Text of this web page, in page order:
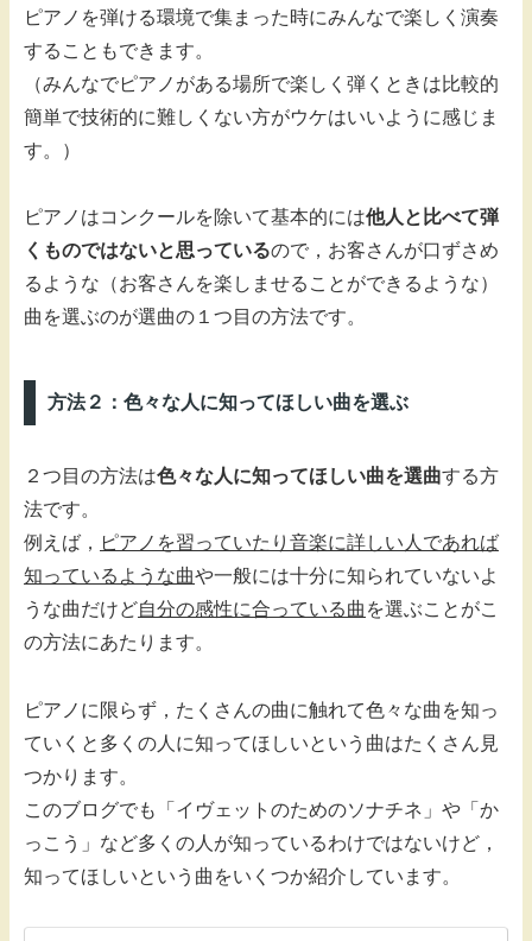
ピアノを弾ける環境で集まった時にみんなで楽しく演奏
することもできます。
（みんなでピアノがある場所で楽しく弾くときは比較的
簡単で技術的に難しくない方がウケはいいように感じま
す。）
ピアノはコンクールを除いて基本的には他人と比べて弾
くものではないと思っているので，お客さんが口ずさめ
るような（お客さんを楽しませることができるような）
曲を選ぶのが選曲の１つ目の方法です。
方法２：色々な人に知ってほしい曲を選ぶ
２つ目の方法は色々な人に知ってほしい曲を選曲する方
法です。
例えば， ピアノを習っていたり音楽に詳しい人であれば
知っているような曲や一般には十分に知られていないよ
うな曲だけど自分の感性に合っている曲 を選ぶことがこ
の方法にあたります。
ピアノに限らず，たくさんの曲に触れて色々な曲を知っ
ていくと多くの人に知ってほしいという曲はたくさん見
つかります。
このブログでも「イヴェットのためのソナチネ」や「か
っこう」など多くの人が知っているわけではないけど，
知ってほしいという曲をいくつか紹介しています。